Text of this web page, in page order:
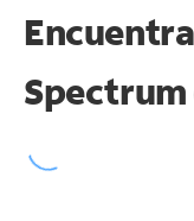
Spectrum